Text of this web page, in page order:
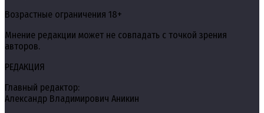
Возрастные ограничения 18+
Мнение редакции может не совпадать с точкой зрения
авторов.
РЕДАКЦИЯ
Главный редактор:
Александр Владимирович Аникин